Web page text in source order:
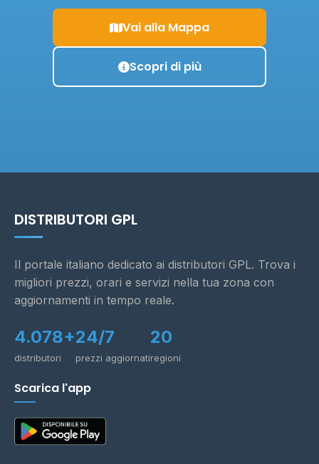
Vai alla Mappa
Scopri di più
DISTRIBUTORI GPL
Il portale italiano dedicato ai distributori GPL. Trova i
migliori prezzi, orari e servizi nella tua zona con
aggiornamenti in tempo reale.
4.078+
distributori
24/7
prezzi aggiornati
20
regioni
Scarica l'app